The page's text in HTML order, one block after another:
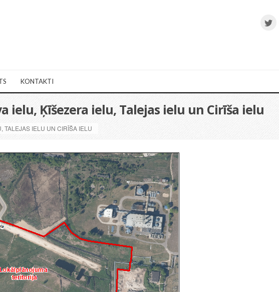
KONTAKTI
ielu, Ķīšezera ielu, Talejas ielu un Cirīša ielu
TALEJAS IELU UN CIRĪŠA IELU